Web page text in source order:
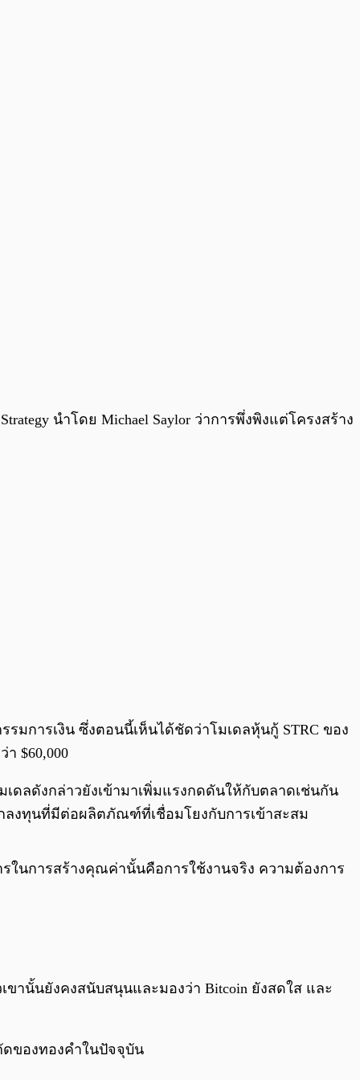
นำโดย Michael Saylor ว่าการพึ่งพิงแต่โครงสร้าง
มการเงิน ซึ่งตอนนี้เห็นได้ชัดว่าโมเดลหุ้นกู้ STRC ของ
$60,000
ดลดังกล่าวยังเข้ามาเพิ่มแรงกดดันให้กับตลาดเช่นกัน
ลงทุนที่มีต่อผลิตภัณฑ์ที่เชื่อมโยงกับการเข้าสะสม
ในการสร้างคุณค่านั้นคือการใช้งานจริง ความต้องการ
เขานั้นยังคงสนับสนุนและมองว่า Bitcoin ยังสดใส และ
ดของทองคำในปัจจุบัน